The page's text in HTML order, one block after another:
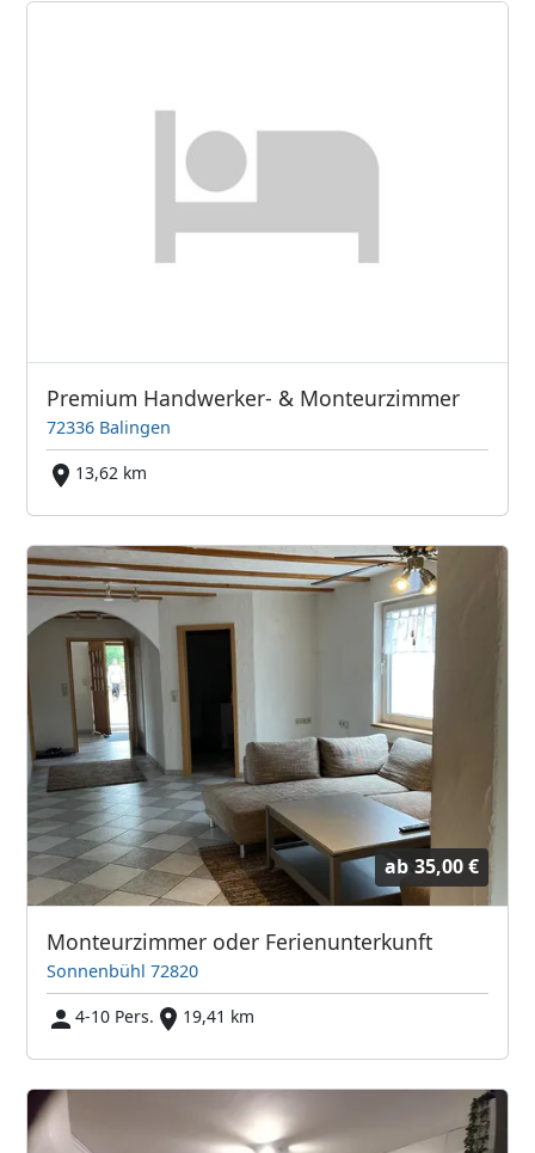
Premium Handwerker- & Monteurzimmer
72336 Balingen
13,62 km
ab 35,00 €
Monteurzimmer oder Ferienunterkunft
Sonnenbühl 72820
4-10 Pers.
19,41 km